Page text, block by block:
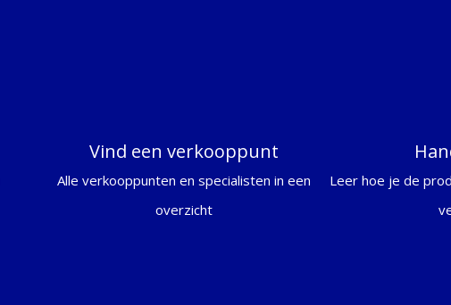
Vind een verkooppunt
Alle verkooppunten en specialisten in een
overzicht
Leer hoe je de